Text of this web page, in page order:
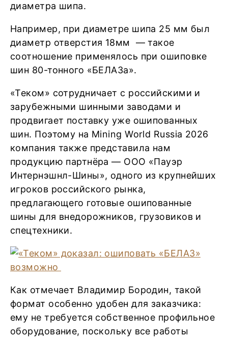
диаметра шипа.
Например, при диаметре шипа 25 мм был
диаметр отверстия 18мм — такое
соотношение применялось при ошиповке
шин 80-тонного «БЕЛАЗа».
«Теком» сотрудничает с российскими и
зарубежными шинными заводами и
продвигает поставку уже ошипованных
шин. Поэтому на Mining World Russia 2026
компания также представила нам
продукцию партнёра — ООО «Пауэр
Интернэшнл-Шины», одного из крупнейших
игроков российского рынка,
предлагающего готовые ошипованные
шины для внедорожников, грузовиков и
спецтехники.
Как отмечает Владимир Бородин, такой
формат особенно удобен для заказчика:
ему не требуется собственное профильное
оборудование, поскольку все работы